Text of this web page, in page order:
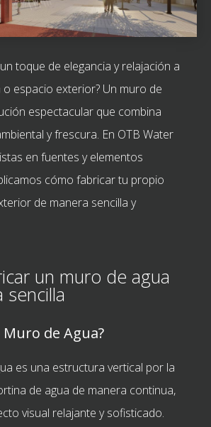
toque de elegancia y relajación a
espacio exterior? Un muro de
espectacular que combina
y frescura. En OTB Water
en fuentes y elementos
cómo fabricar tu propio
de manera sencilla y
un muro de agua
sencilla
Muro de Agua?
es una estructura vertical por la
de agua de manera continua,
visual relajante y sofisticado.